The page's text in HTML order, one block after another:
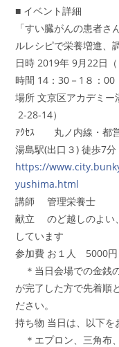
■ イベント詳細
「すい臓がんの患者
ルレシピで栄養増進、
日時 2019年 9月22日（
時間 14：30－1８：00
場所 文京区アカデ
2-28-14）
ｱｸｾｽ 丸ノ内線・都営
湯島駅(出口３) 徒歩7分
https://
yushima.html
講師 管理栄養士
献立 のど越しのよい
しています
参加費 お１人
＊当日会場での金銭
が完了した方で先着順
ださい。
持ち物 当日は、以下を
＊ エプロン、三角布